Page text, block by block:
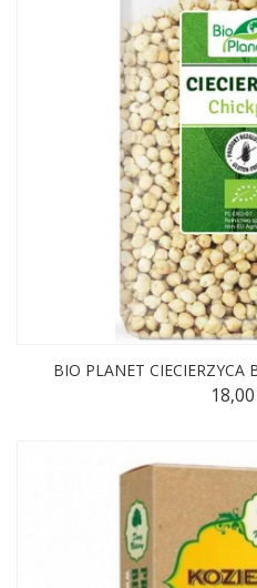
BIO PLANET CIECIERZYCA
18,00